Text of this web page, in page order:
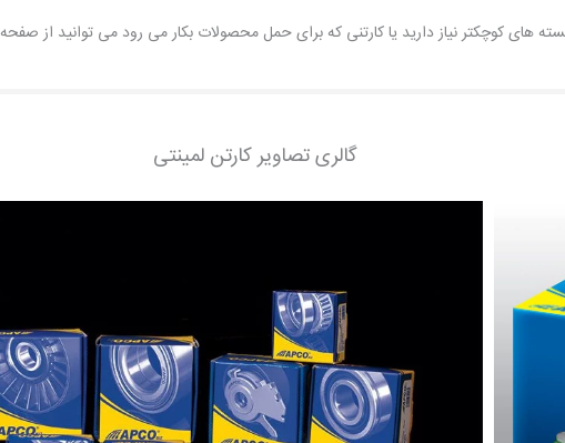
های کوچکتر نیاز دارید یا کارتنی که برای حمل محصولات بکار می رود می توانید از صفحه
گالری تصاویر کارتن لمینتی